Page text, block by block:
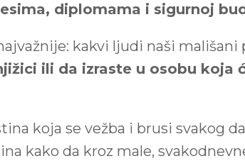
diplomama i sigurnoj
kakvi ljudi naši mališani
ili da izraste u osobu koja
koja se vežba i brusi svakog
kako da kroz male,